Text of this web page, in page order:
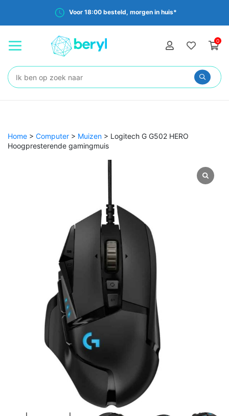
Voor 18:00 besteld, morgen in huis*
0
Zoeken:
Home > Computer > Muizen > Logitech G G502 HERO
Hoogpresterende gamingmuis